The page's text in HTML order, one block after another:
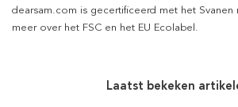
dearsam.com is gecertificeerd met het Svanen
meer over het FSC en het EU Ecolabel.
Laatst bekeken